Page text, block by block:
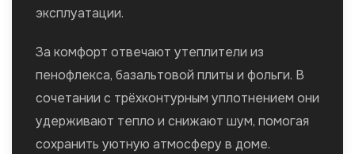
эксплуатации.
За комфорт отвечают утеплители из
пенофлекса, базальтовой плиты и фольги. В
сочетании с трёхконтурным уплотнением они
удерживают тепло и снижают шум, помогая
сохранить уютную атмосферу в доме.